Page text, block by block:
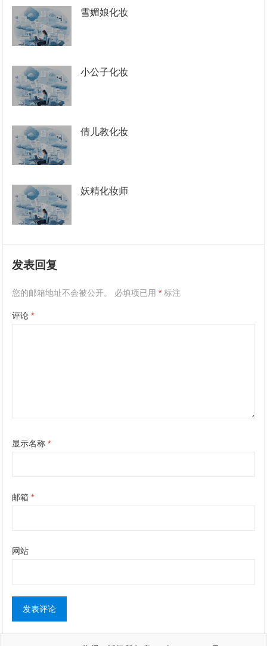
雪媚娘化妆
小公子化妆
倩儿教化妆
妖精化妆师
发表回复
您的邮箱地址不会被公开。 必填项已用* 标注
评论*
显示名称*
邮箱*
网站